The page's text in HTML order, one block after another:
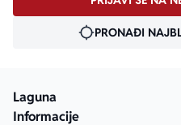
PRONAĐI
Laguna
Informacije